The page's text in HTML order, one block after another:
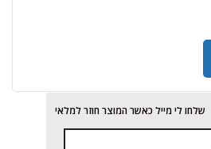
שלחו לי מייל כאשר המוצר חוזר למלאי